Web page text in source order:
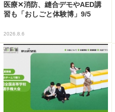
医療✕消防、縫合デモやAED講
習も「おしごと体験博」9/5
2026.8.6